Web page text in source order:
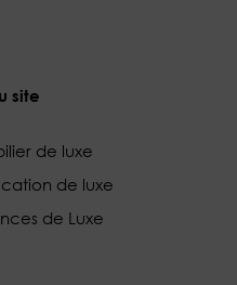
site
de luxe
de luxe
de Luxe